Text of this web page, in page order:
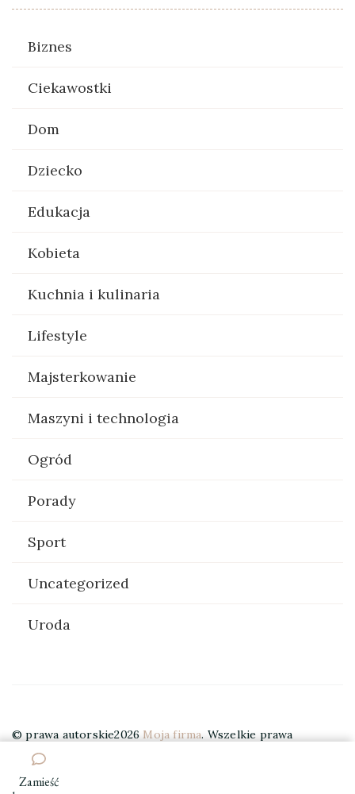
Zamieść
Biznes
Ciekawostki
Dom
Dziecko
Edukacja
Kobieta
Kuchnia i kulinaria
Lifestyle
Majsterkowanie
Maszyni i technologia
Ogród
Porady
Sport
Uncategorized
Uroda
© prawa autorskie2026Moja firma. Wszelkie prawa
zastrzeżone.
Themes. Wspierany przez